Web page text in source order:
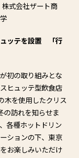
式会社ザート商
ュッテを設置 「行
初の取り組みとな
スヒュッテ型飲食店
木を使用したクリス
の訪れを知らせま
各種ホットドリン
ションの下、東京
お楽しみいただけ